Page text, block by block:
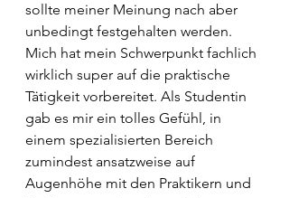
sollte meiner Meinung nach aber
unbedingt festgehalten werden.
Mich hat mein Schwerpunkt fachlich
wirklich super auf die praktische
Tätigkeit vorbereitet. Als Studentin
gab es mir ein tolles Gefühl, in
einem spezialisierten Bereich
zumindest ansatzweise auf
Augenhöhe mit den Praktikern und